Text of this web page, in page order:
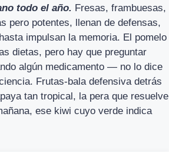
todo el año. Fresas, frambuesas,
pero potentes, llenan de defensas,
impulsan la memoria. El pomelo
dietas, pero hay que preguntar
algún medicamento — no lo dice
Frutas-bala defensiva detrás
tan tropical, la pera que resuelve
ese kiwi cuyo verde indica